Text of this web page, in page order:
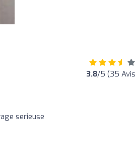
3.8/5 (35
serieuse